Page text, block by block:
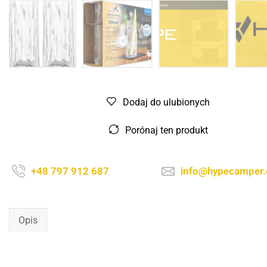
Dodaj do ulubionych
Porónaj ten produkt
+48 797 912 687
Opis